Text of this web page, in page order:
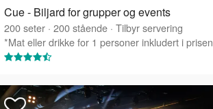
Cue - Biljard for grupper og events
200seter · 200stående · Tilbyr servering
*Mat eller drikke for 1 personer inkludert i prisen